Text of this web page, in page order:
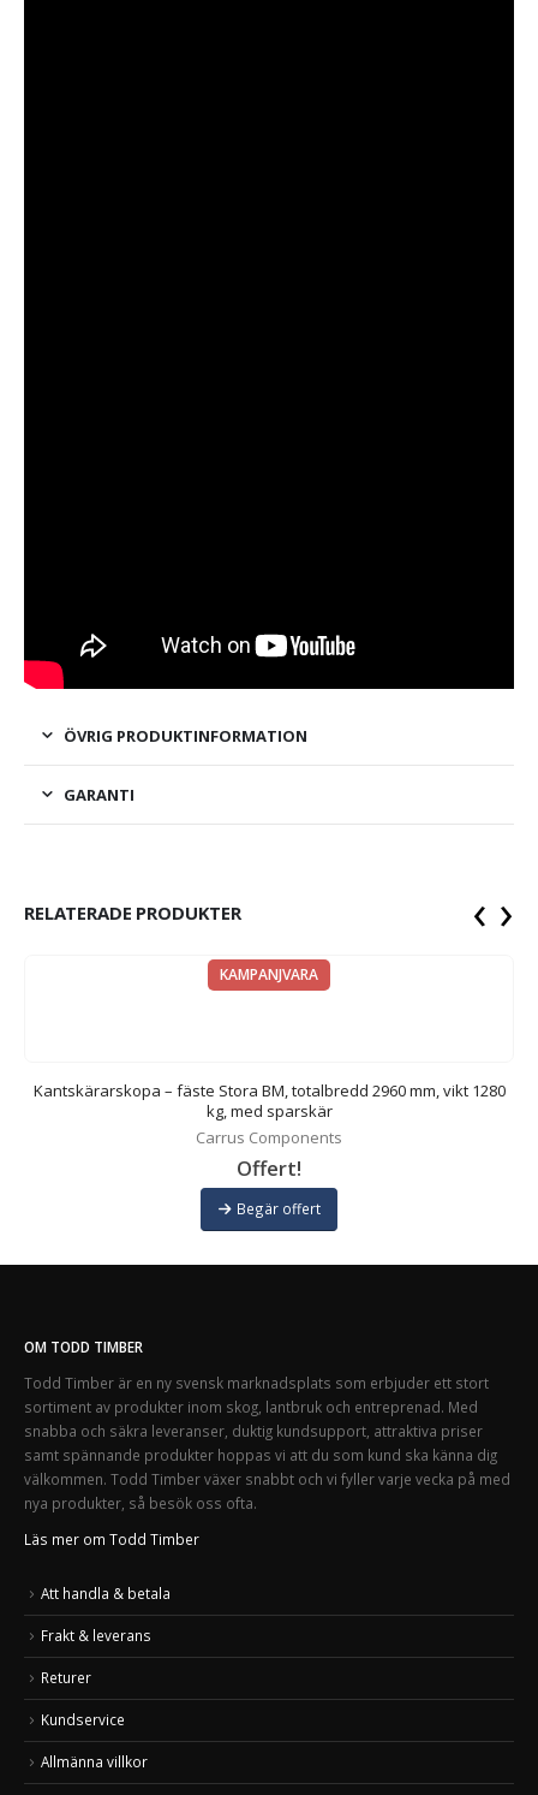
ÖVRIG PRODUKTINFORMATION
GARANTI
RELATERADE PRODUKTER
KAMPANJVARA
Kantskärarskopa – fäste Stora BM, totalbredd 2960 mm, vikt 1280
kg, med sparskär
Carrus Components
Offert!
Begär offert
‹ ›
OM TODD TIMBER
Todd Timber är en ny svensk marknadsplats som erbjuder ett stort
sortiment av produkter inom skog, lantbruk och entreprenad. Med
snabba och säkra leveranser, duktig kundsupport, attraktiva priser
samt spännande produkter hoppas vi att du som kund ska känna dig
välkommen. Todd Timber växer snabbt och vi fyller varje vecka på med
nya produkter, så besök oss ofta.
Läs mer om Todd Timber
Att handla & betala
Frakt & leverans
Returer
Kundservice
Allmänna villkor